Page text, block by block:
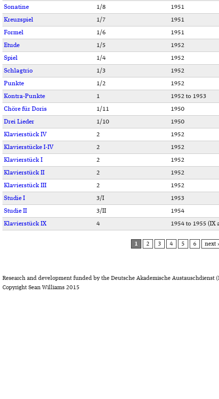
Sonatine
1/8
1951
Kreuzspiel
1/7
1951
Formel
1/6
1951
Etude
1/5
1952
Spiel
1/4
1952
Schlagtrio
1/3
1952
Punkte
1/2
1952
Kontra-Punkte
1
1952 to 1953
Chöre für Doris
1/11
1950
Drei Lieder
1/10
1950
Klavierstück IV
2
1952
Klavierstücke I-IV
2
1952
Klavierstück I
2
1952
Klavierstück II
2
1952
Klavierstück III
2
1952
Studie I
3/I
1953
Studie II
3/II
1954
Klavierstück IX
4 1954 to 1955 (IX
1 2 3 4 5 6 next ›
Research and development funded by the Deutsche Akademische Austauschdienst
Copyright Sean Williams 2015